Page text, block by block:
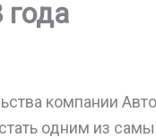
года
компании
одним из